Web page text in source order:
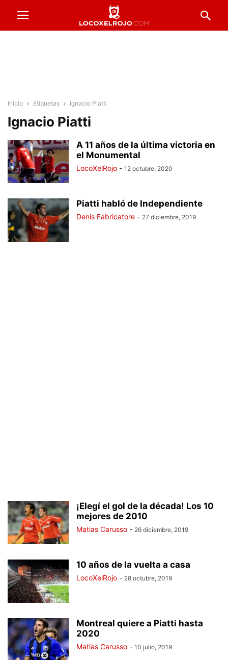
Inicio Etiquetas Ignacio Piatti
Ignacio Piatti
A 11 años de la última victoria en
el Monumental
LocoXelRojo - 12 octubre, 2020
Piatti habló de Independiente
Denis Fabricatore - 27 diciembre, 2019
¡Elegí el gol de la década! Los 10
mejores de 2010
Matias Carusso - 26 diciembre, 2019
10 años de la vuelta a casa
LocoXelRojo - 28 octubre, 2019
Montreal quiere a Piatti hasta
2020
Matias Carusso - 10 julio, 2019